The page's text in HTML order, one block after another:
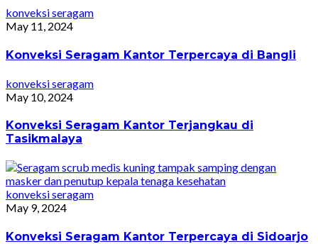
konveksi seragam
May 11, 2024
Konveksi Seragam Kantor Terpercaya di Bangli
konveksi seragam
May 10, 2024
Konveksi Seragam Kantor Terjangkau di
Tasikmalaya
konveksi seragam
May 9, 2024
Konveksi Seragam Kantor Terpercaya di Sidoarjo